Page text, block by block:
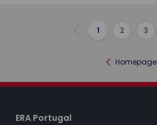
Anterior
1 2 3
Homepage
ERA Portugal